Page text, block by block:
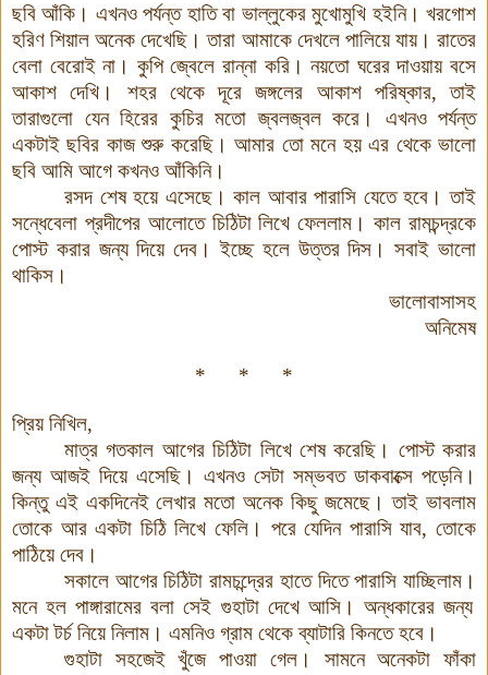
ছবি আঁকি । এখনও পর্যন্ত হাতি বা ভাল্লুকের মুখোমুখি হইনি। খরগোশ
হরিণ শিয়াল অনেক দেখেছি। তারা আমাকে দেখলে পালিয়ে যায়। রাতের
বেলা বেরোই না। কুপি জ্বেলে রান্না করি। নয়তো ঘরের দাওয়ায় বসে
আকাশ দেখি। শহর থেকে দূরে জঙ্গলের আকাশ পরিষ্কার, তাই
তারাগুলো যেন হিরের কুচির মতো জ্বলজ্বল করে। এখনও পর্যন্ত
একটাই ছবির কাজ শুরু করেছি। আমার তো মনে হয় এর থেকে ভালো
ছবি আমি আগে কখনও আঁকিনি।
রসদ শেষ হয়ে এসেছে। কাল আবার পারাসি যেতে হবে। তাই
সন্ধেবেলা প্রদীপের আলোতে চিঠিটা লিখে ফেললাম। কাল রামচন্দ্রকে
পোস্ট করার জন্য দিয়ে দেব। ইচ্ছে হলে উত্তর দিস। সবাই ভালো
থাকিস।
ভালোবাসাসহ
অনিমেষ
* * *
প্রিয় নিখিল,
মাত্র গতকাল আগের চিঠিটা লিখে শেষ করেছি। পোস্ট করার
জন্য আজই দিয়ে এসেছি । এখনও সেটা সম্ভবত ডাকবাক্সে পড়েনি।
কিন্তু এই একদিনেই লেখার মতো অনেক কিছু জমেছে। তাই ভাবলাম
তোকে আর একটা চিঠি লিখে ফেলি। পরে যেদিন পারাসি যাব, তোকে
পাঠিয়ে দেব।
সকালে আগের চিঠিটা রামচন্দ্রের হাতে দিতে পারাসি যাচ্ছিলাম ।
মনে হল পাঙ্গারামের বলা সেই গুহাটা দেখে আসি। অন্ধকারের জন্য
একটা টর্চ নিয়ে নিলাম। এমনিও গ্রাম থেকে ব্যাটারি কিনতে হবে।
গুহাটা সহজেই খুঁজে পাওয়া গেল। সামনে অনেকটা ফাঁকা